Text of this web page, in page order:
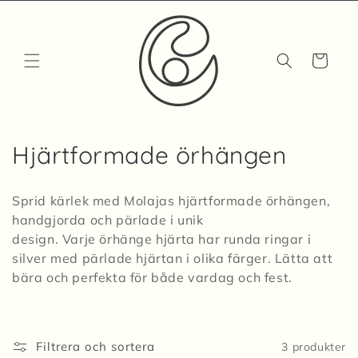
Varukorg
P
o
d
u
t
Hjärtformade örhängen
Sprid kärlek med Molajas hjärtformade örhängen,
handgjorda och pärlade i unik
design. Varje örhänge hjärta har runda ringar i
silver med pärlade hjärtan i olika färger. Lätta att
bära och perfekta för både vardag och fest.
Filtrera och sortera 3 produkter